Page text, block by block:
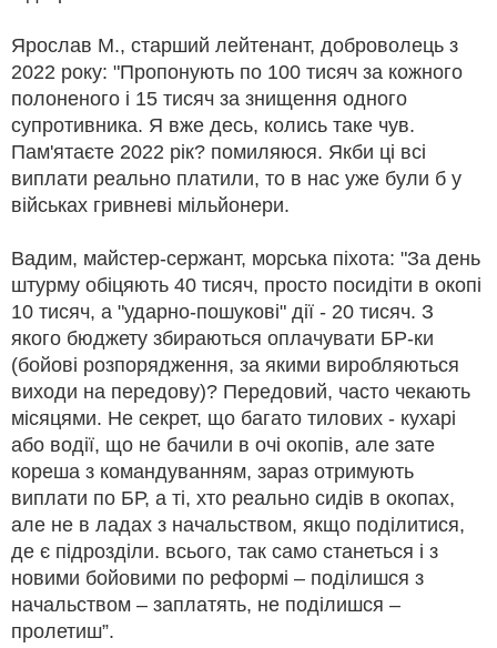
Ярослав М., старший лейтенант, доброволець з
2022 року: "Пропонують по 100 тисяч за кожного
полоненого і 15 тисяч за знищення одного
супротивника. Я вже десь, колись таке чув.
Пам'ятаєте 2022 рік? помиляюся. Якби ці всі
виплати реально платили, то в нас уже були б у
військах гривневі мільйонери.
Вадим, майстер-сержант, морська піхота: "За день
штурму обіцяють 40 тисяч, просто посидіти в окопі
10 тисяч, а "ударно-пошукові" дії - 20 тисяч. З
якого бюджету збираються оплачувати БР-ки
(бойові розпорядження, за якими виробляються
виходи на передову)? Передовий, часто чекають
місяцями. Не секрет, що багато тилових - кухарі
або водії, що не бачили в очі окопів, але зате
кореша з командуванням, зараз отримують
виплати по БР, а ті, хто реально сидів в окопах,
але не в ладах з начальством, якщо поділитися,
де є підрозділи. всього, так само станеться і з
новими бойовими по реформі – поділишся з
начальством – заплатять, не поділишся –
пролетиш”.